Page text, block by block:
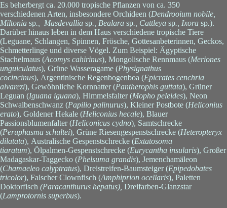
Es beherbergt ca. 20.000 tropische Pflanzen von ca. 350
verschiedenen Arten, insbesondere Orchideen (Dendrooium nobile,
Miltonia sp., Masdevallia sp., Bealara sp., Cattleya sp., Ixora sp.).
Darüber hinaus leben in dem Haus verschiedene tropische Tiere
(Leguane, Schlangen, Spinnen, Frösche, Gottesanbeterinnen, Geckos,
Schmetterlinge und diverse Vögel. Zum Beispiel: Ägyptische
Stachelmaus (Acomys cahirinus), Mongolische Rennmaus (Meriones
unguiculatus), Grüne Wasseragame (Physignathus
cocincinus), Argentinische Regenbogenboa (Epicrates cenchria
alvarezi), Gewöhnliche Kornnatter (Pantherophis guttata), Grüner
Leguan (Iguana iguana), Himmelsfalter (Mopho peleides), Neon
Schwalbenschwanz (Papilio palinurus), Kleiner Postbote (Heliconius
erato), Goldener Hekale (Heliconius hecale), Blauer
Passionsblumenfalter (Heliconicus cydno), Samtschrecke
(Peruphasma schultei), Grüne Riesengespenstschrecke (Heteropteryx
dilatata), Australische Gespenstschrecke (Extatosoma
tiaratum), Ölpalmen-Gespenstschrecke (Eurycantha insularis), Großer
Madagaskar-Taggecko (Phelsuma grandis), Jemenchamäleon
(Chamaeleo calyptratus), Dreistreifen-Baumsteiger (Epipedobates
tricolor), Falscher Clownfisch (Amphiprion ocellaris), Paletten
Doktorfisch (Paracanthurus hepatus), Dreifarben-Glanzstar
(Lamprotornis superbus).